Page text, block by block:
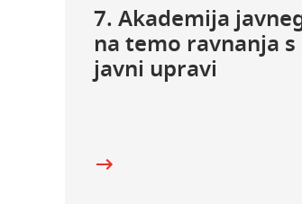
7. Akademija
na temo ravnanja
javni upravi